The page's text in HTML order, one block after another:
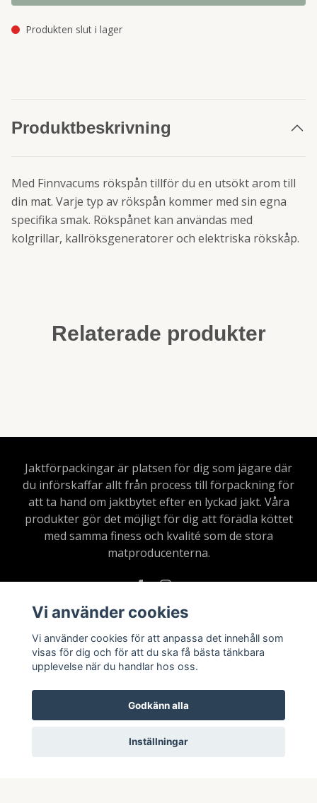
Produkten slut i lager
Produktbeskrivning
Med Finnvacums rökspån tillför du en utsökt arom till
din mat. Varje typ av rökspån kommer med sin egna
specifika smak. Rökspånet kan användas med
kolgrillar, kallröksgeneratorer och elektriska rökskåp.
Relaterade produkter
Jaktförpackingar är platsen för dig som jägare där
du införskaffar allt från process till förpackning för
att ta hand om jaktbytet efter en lyckad jakt. Våra
produkter gör det möjligt för dig att förädla köttet
med samma finess och kvalité som de stora
matproducenterna.
Läs mer
Köpvillkor
Vi använder cookies
Vi använder cookies för att anpassa det innehåll som
visas för dig och för att du ska få bästa tänkbara
upplevelse när du handlar hos oss.
Godkänn alla
Inställningar